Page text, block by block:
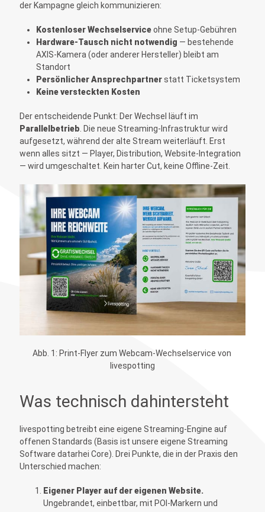
der Kampagne gleich kommunizieren:
Kostenloser Wechselserviceohne Setup-Gebühren
Hardware-Tausch nicht notwendig — bestehende
AXIS-Kamera (oder anderer Hersteller) bleibt am
Standort
Persönlicher Ansprechpartnerstatt Ticketsystem
Keine versteckten Kosten
Der entscheidende Punkt: Der Wechsel läuft im
Parallelbetrieb. Die neue Streaming-Infrastruktur wird
aufgesetzt, während der alte Stream weiterläuft. Erst
wenn alles sitzt — Player, Distribution, Website-Integration
— wird umgeschaltet. Kein harter Cut, keine Offline-Zeit.
Abb. 1: Print-Flyer zum Webcam-Wechselservice von
livespotting
Was technisch dahintersteht
livespotting betreibt eine eigene Streaming-Engine auf
offenen Standards (Basis ist unsere eigene Streaming
Software datarhei Core). Drei Punkte, die in der Praxis den
Unterschied machen:
Eigener Player auf der eigenen Website.
Ungebrandet, einbettbar, mit POI-Markern und